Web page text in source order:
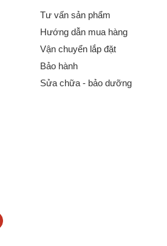
Tư vấn sản phẩm
Hướng dẫn mua hàng
Vận chuyển lắp đặt
Bảo hành
Sửa chữa - bảo dưỡng